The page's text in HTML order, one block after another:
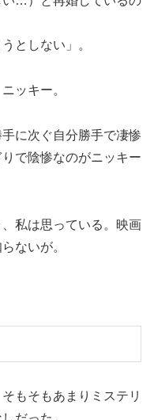
としない」。
ッキー。
に次ぐ自分勝手で凄惨
で陰惨なのがニッキー
私は思っている。映画
ないが。
もそもあまりミステリ